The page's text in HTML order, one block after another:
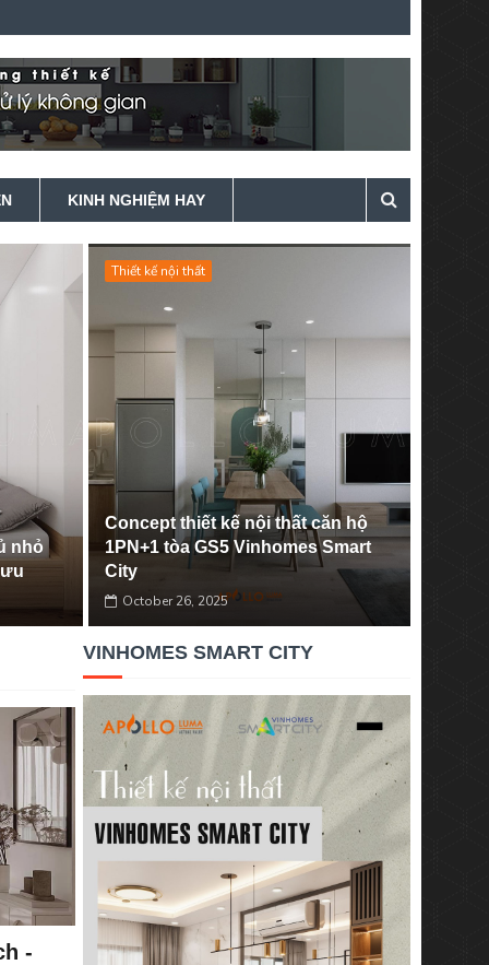
KINH NGHIỆM HAY
nhỏ
Thiết kế nội thất
Concept thiết kế nội thất căn hộ
1PN+1 tòa GS5 Vinhomes Smart
City
October 26, 2025
-
VINHOMES SMART CITY